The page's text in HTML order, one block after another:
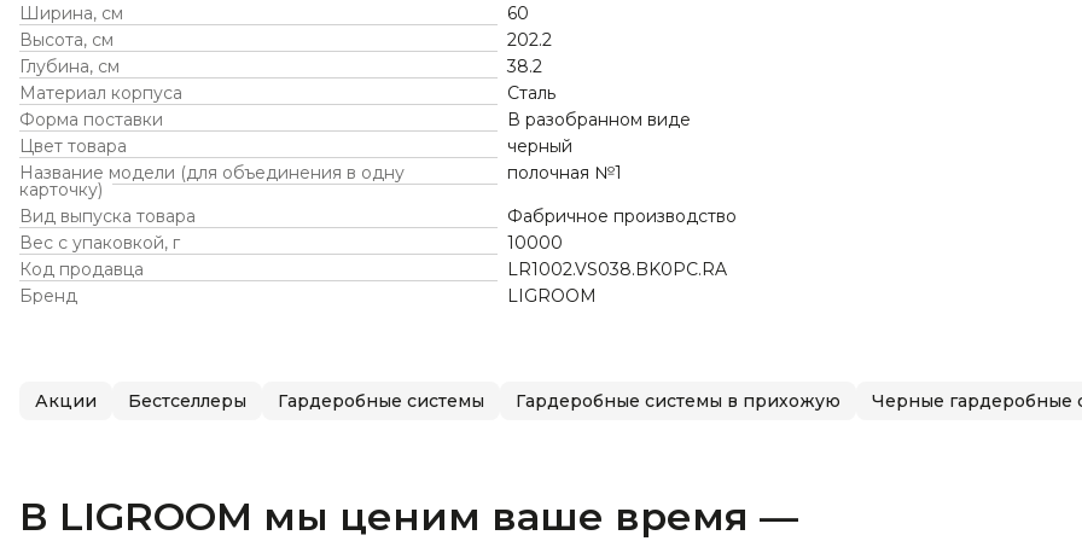
Ширина, см
60
Высота, см
202.2
Глубина, см
38.2
Материал корпуса
Сталь
Форма поставки
В разобранном виде
Цвет товара
черный
Название модели (для объединения в одну
карточку)
полочная №1
Вид выпуска товара
Фабричное производство
Вес с упаковкой, г
10000
Код продавца
LR1002.VS038.BK0PC.RA
Бренд
LIGROOM
Акции Бестселлеры Гардеробные системы Гардеробные системы в прихожую Черные гардеробные
В LIGROOM мы ценим ваше время —